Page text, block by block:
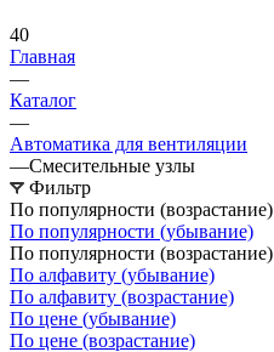
40
Главная
—
Каталог
—
Автоматика для вентиляции
—Смесительные узлы
Фильтр
По популярности (возрастание)
По популярности (убывание)
По популярности (возрастание)
По алфавиту (убывание)
По алфавиту (возрастание)
По цене (убывание)
По цене (возрастание)